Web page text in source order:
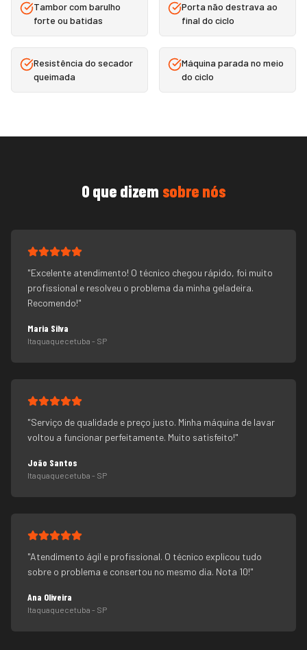
Tambor com barulho
forte ou batidas
Porta não destrava ao
final do ciclo
Resistência do secador
queimada
Máquina parada no meio
do ciclo
O que dizem sobre nós
"Excelente atendimento! O técnico chegou rápido, foi muito
profissional e resolveu o problema da minha geladeira.
Recomendo!"
Maria Silva
Itaquaquecetuba - SP
"Serviço de qualidade e preço justo. Minha máquina de lavar
voltou a funcionar perfeitamente. Muito satisfeito!"
João Santos
Itaquaquecetuba - SP
"Atendimento ágil e profissional. O técnico explicou tudo
sobre o problema e consertou no mesmo dia. Nota 10!"
Ana Oliveira
Itaquaquecetuba - SP